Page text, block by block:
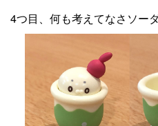
4つ目、何も考えてなさソーダ